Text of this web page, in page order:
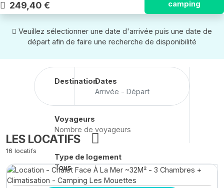
249,40 €
camping
Veuillez sélectionner une date d'arrivée puis une date de
départ afin de faire une recherche de disponibilité
DestinationDates
Arrivée - Départ
Voyageurs
Type de logement
Tous
LES LOCATIFS
16 locatifs